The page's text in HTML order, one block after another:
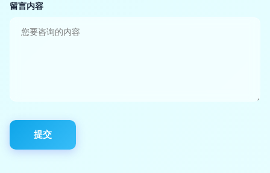
留言内容